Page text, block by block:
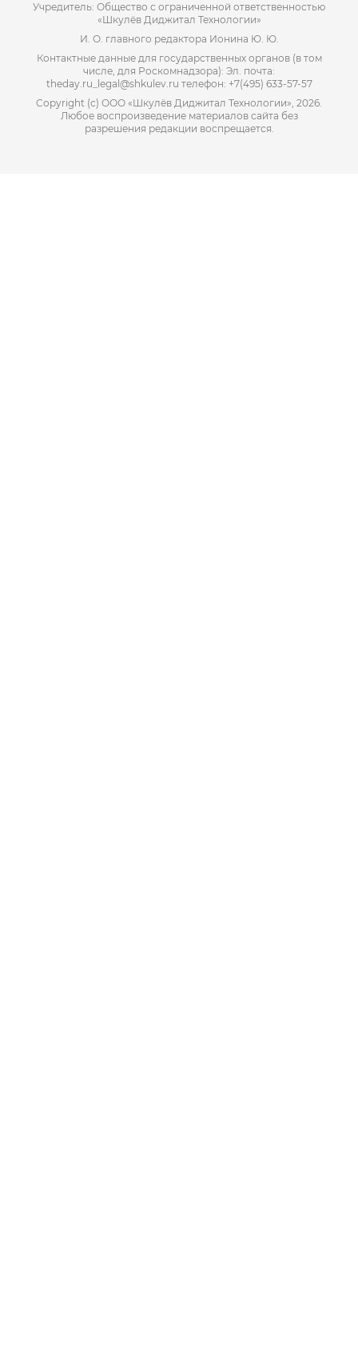
Учредитель: Общество с ограниченной ответственностью
«Шкулёв Диджитал Технологии»
И. О. главного редактора Ионина Ю. Ю.
Контактные данные для государственных органов (в том
числе, для Роскомнадзора): Эл. почта:
theday.ru_legal@shkulev.ru телефон: +7(495) 633-57-57
Copyright (с) ООО «Шкулёв Диджитал Технологии», 2026.
Любое воспроизведение материалов сайта без
разрешения редакции воспрещается.